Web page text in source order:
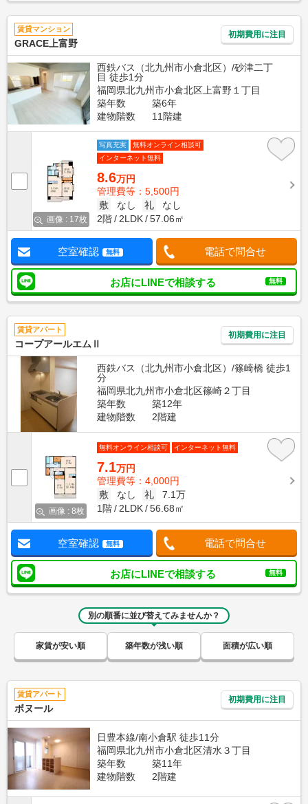
賃貸マンション
GRACE上富野
初期費用に注目
西鉄バス（北九州市小倉北区）/砂津二丁
目 徒歩1分
福岡県北九州市小倉北区上富野１丁目
築年数
築6年
建物階数
11階建
画像 : 17枚
写真充実
無料オンライン相談可
インターネット無料
8.6万円
管理費等：5,500円
敷
なし 礼
なし
2階
2LDK 57.06㎡
空室確認 無料 電話で問合せ
お店にLINEで相談する 無料
賃貸アパート
コープアールエムⅡ
初期費用に注目
西鉄バス（北九州市小倉北区）/篠崎橋 徒歩1
分
福岡県北九州市小倉北区篠崎２丁目
築年数
築12年
建物階数
2階建
画像 : 8枚
無料オンライン相談可 インターネット無料
7.1万円
管理費等：4,000円
敷
なし 礼
7.1万
1階
2LDK 56.68㎡
空室確認 無料 電話で問合せ
お店にLINEで相談する 無料
別の順番に並び替えてみませんか？
家賃が安い順 築年数が浅い順 面積が広い順
賃貸アパート
ボヌール
初期費用に注目
日豊本線/南小倉駅 徒歩11分
福岡県北九州市小倉北区清水３丁目
築年数
築11年
建物階数
2階建